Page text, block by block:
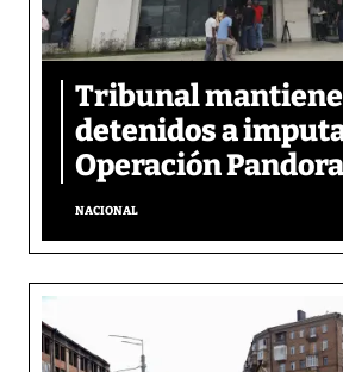
Tribunal mantiene
detenidos a
Operación Pandora
NACIONAL